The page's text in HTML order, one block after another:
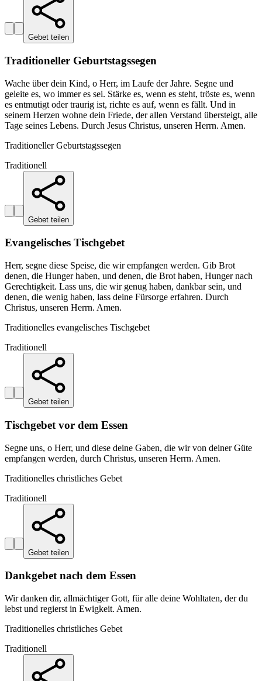
Gebet teilen
Traditioneller Geburtstagssegen
Wache über dein Kind, o Herr, im Laufe der Jahre. Segne und
geleite es, wo immer es sei. Stärke es, wenn es steht, tröste es, wenn
es entmutigt oder traurig ist, richte es auf, wenn es fällt. Und in
seinem Herzen wohne dein Friede, der allen Verstand übersteigt, alle
Tage seines Lebens. Durch Jesus Christus, unseren Herrn. Amen.
Traditioneller Geburtstagssegen
Traditionell
Gebet teilen
Evangelisches Tischgebet
Herr, segne diese Speise, die wir empfangen werden. Gib Brot
denen, die Hunger haben, und denen, die Brot haben, Hunger nach
Gerechtigkeit. Lass uns, die wir genug haben, dankbar sein, und
denen, die wenig haben, lass deine Fürsorge erfahren. Durch
Christus, unseren Herrn. Amen.
Traditionelles evangelisches Tischgebet
Traditionell
Gebet teilen
Tischgebet vor dem Essen
Segne uns, o Herr, und diese deine Gaben, die wir von deiner Güte
empfangen werden, durch Christus, unseren Herrn. Amen.
Traditionelles christliches Gebet
Traditionell
Gebet teilen
Dankgebet nach dem Essen
Wir danken dir, allmächtiger Gott, für alle deine Wohltaten, der du
lebst und regierst in Ewigkeit. Amen.
Traditionelles christliches Gebet
Traditionell